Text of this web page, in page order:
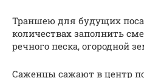
Траншею для будущих
количествах заполнить
речного песка, огородной
Саженцы сажают в центр